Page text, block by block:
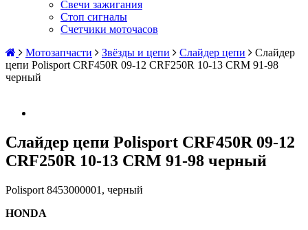
Свечи зажигания
Стоп сигналы
Счетчики моточасов
Мотозапчасти
Звёзды и цепи Слайдер цепи
Слайдер
цепи Polisport CRF450R 09-12 CRF250R 10-13 CRM 91-98
черный
Слайдер цепи Polisport CRF450R 09-12
CRF250R 10-13 CRM 91-98 черный
Polisport 8453000001, черный
HONDA